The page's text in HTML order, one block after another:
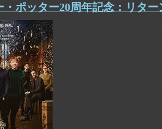
・ポッター20周年記念：リタ